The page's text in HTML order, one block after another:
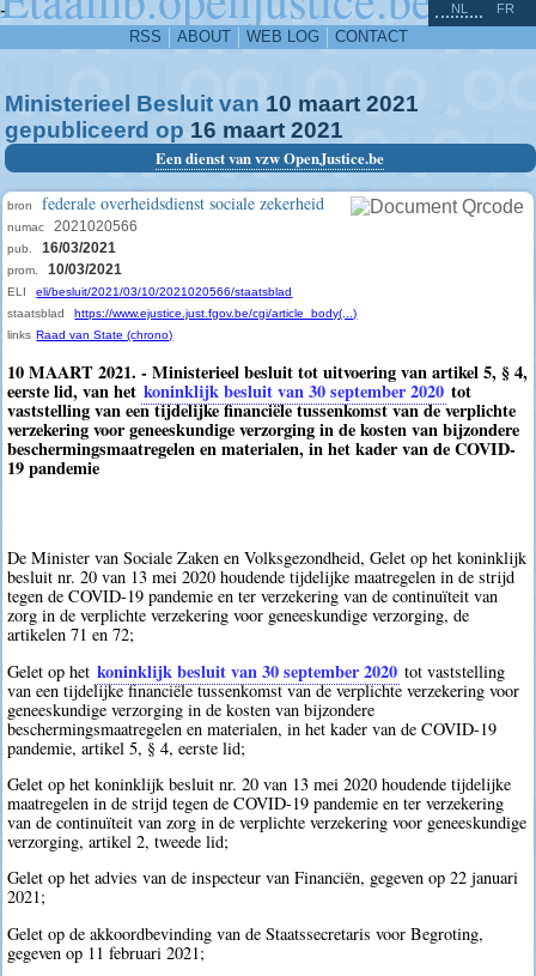
-
RSS ABOUT WEB LOG CONTACT
NL FR
Ministerieel Besluit van 10 maart 2021
gepubliceerd op 16 maart 2021
Een dienst van vzw OpenJustice.be
bron federale overheidsdienst sociale zekerheid
numac 2021020566
pub. 16/03/2021
prom. 10/03/2021
ELI
eli/besluit/2021/03/10/2021020566/staatsblad
staatsblad
https://www.ejustice.just.fgov.be/cgi/article_body(...)
links Raad van State (chrono)
10 MAART 2021. - Ministerieel besluit tot uitvoering van artikel 5, § 4,
eerste lid, van het koninklijk besluit van 30 september 2020 tot
vaststelling van een tijdelijke financiële tussenkomst van de verplichte
verzekering voor geneeskundige verzorging in de kosten van bijzondere
beschermingsmaatregelen en materialen, in het kader van de COVID-
19 pandemie
De Minister van Sociale Zaken en Volksgezondheid, Gelet op het koninklijk
besluit nr. 20 van 13 mei 2020 houdende tijdelijke maatregelen in de strijd
tegen de COVID-19 pandemie en ter verzekering van de continuïteit van
zorg in de verplichte verzekering voor geneeskundige verzorging, de
artikelen 71 en 72;
Gelet op het koninklijk besluit van 30 september 2020 tot vaststelling
van een tijdelijke financiële tussenkomst van de verplichte verzekering voor
geneeskundige verzorging in de kosten van bijzondere
beschermingsmaatregelen en materialen, in het kader van de COVID-19
pandemie, artikel 5, § 4, eerste lid;
Gelet op het koninklijk besluit nr. 20 van 13 mei 2020 houdende tijdelijke
maatregelen in de strijd tegen de COVID-19 pandemie en ter verzekering
van de continuïteit van zorg in de verplichte verzekering voor geneeskundige
verzorging, artikel 2, tweede lid;
Gelet op het advies van de inspecteur van Financiën, gegeven op 22 januari
2021;
Gelet op de akkoordbevinding van de Staatssecretaris voor Begroting,
gegeven op 11 februari 2021;
^